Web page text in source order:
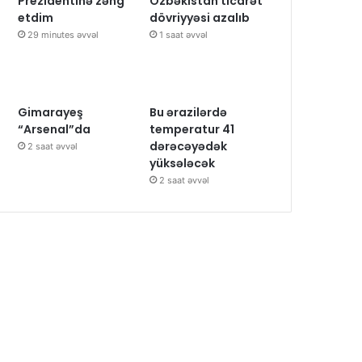
etdim
29 minutes əvvəl
dövriyyəsi azalıb
1 saat əvvəl
Gimarayeş
“Arsenal”da
2 saat əvvəl
Bu ərazilərdə
temperatur 41
dərəcəyədək
yüksələcək
2 saat əvvəl